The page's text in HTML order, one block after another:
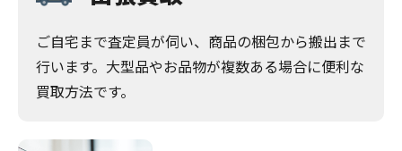
ご自宅まで査定員が伺い、商品の梱包から搬出まで
行います。大型品やお品物が複数ある場合に便利な
買取方法です。